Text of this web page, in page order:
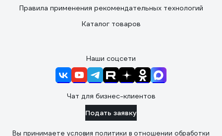
Правила применения рекомендательных технологий
Каталог товаров
Наши соцсети
Чат для бизнес-клиентов
Подать заявку
Вы принимаете условия политики в отношении обработки